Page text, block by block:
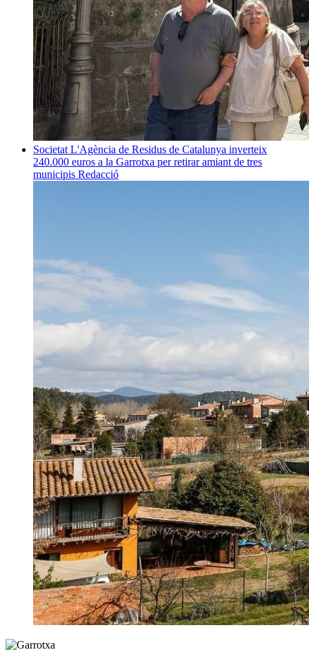
Societat L'Agència de Residus de Catalunya inverteix
240.000 euros a la Garrotxa per retirar amiant de tres
municipis Redacció